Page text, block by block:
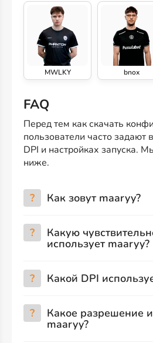
MWLKY bnox
FAQ
Перед тем как скачать
пользователи часто задают
DPI и настройках запуска.
ниже.
? Как зовут maaryy?
? Какую
использует maaryy?
? Какой DPI
? Какое разрешение
maaryy?